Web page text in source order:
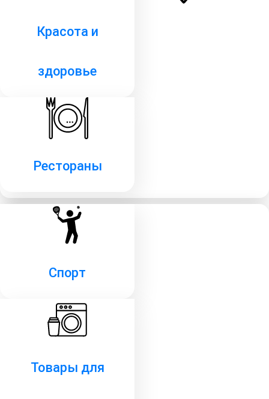
Красота и
здоровье
Рестораны
Спорт
Товары для